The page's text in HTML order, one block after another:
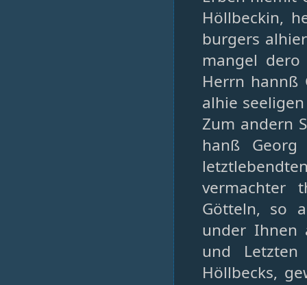
Höllbeckin,
burgers
mangel
Herrn hannß
alhie
Zum andern
hanß
vermachter
Götteln, so
under Ihnen
und
Höllbecks,